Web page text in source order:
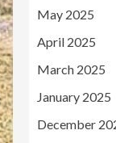
May 2025
April 2025
March 2025
January 2025
December